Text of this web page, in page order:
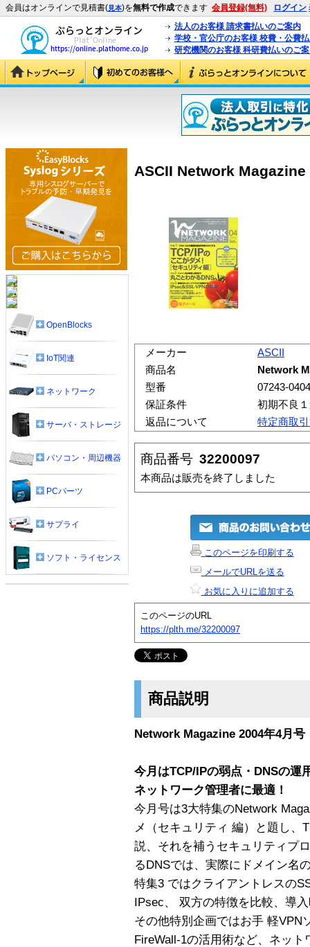
会員はオンラインで見積書(見本)を無料で作成できます 会員登録(無料) ログイン
法人のお客様 請求書払いのご案内
学校・官公庁のお客様 校費・公費
研究機関のお客様 科研費払いのご
ASCII Network Magazine
メーカー
ASCII
商品名
Network
型番
07243-0404
保証条件
初期不良
返品について
特定商取
商品番号 32200097
本商品は販売を終了しました
このページを印刷する
メールでURLを送る
お気に入りに追加する
このページのURL
https://plth.me/32200097
商品説明
Network Magazine 2004年4月号
今月はTCP/IPの弱点・DNSの運
ネットワーク管理者に最適！
今月号は3大特集のNetwork
メ（セキュリティ 編）と題し、
説、それを補うセキュリティプ
るDNSでは、実際にドメイン名
特集3 ではクライアントレスの
IPsec、 双方の特徴を比較、導
その他特別企画ではお手 軽VPN
FireWall-1の活用術など、ネッ
OpenBlocks
IoT関連
ネットワーク
サーバ・ストレージ
パソコン・周辺機器
PCパーツ
サプライ
ソフト・ライセンス